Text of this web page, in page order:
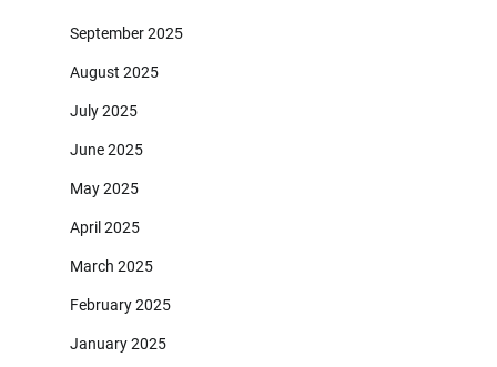
September 2025
August 2025
July 2025
June 2025
May 2025
April 2025
March 2025
February 2025
January 2025